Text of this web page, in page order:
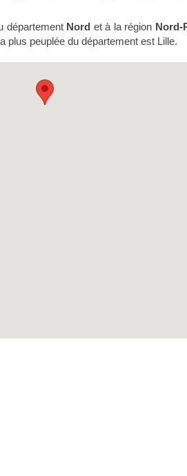
département Nord et à la région Nord-
plus peuplée du département est Lille.